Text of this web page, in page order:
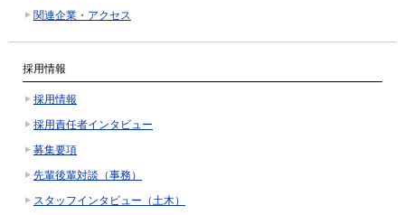
関連企業・アクセス
採用情報
採用情報
採用責任者インタビュー
募集要項
先輩後輩対談（事務）
スタッフインタビュー（土木）